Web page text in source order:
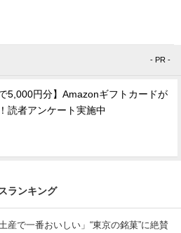
- PR -
で5,000円分】Amazonギフトカードが
読者アンケート実施中
ランキング
産で一番おいしい」“東京の銘菓”に絶賛